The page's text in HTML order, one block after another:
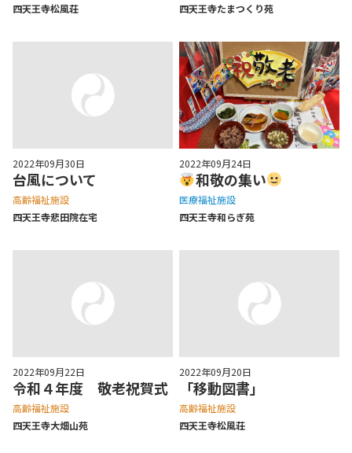
四天王寺松⾵荘
四天王寺たまつくり苑
2022年09月30日
台風について
高齢福祉施設
四天王寺悲⽥院在宅
2022年09月24日
和敬の集い
医療福祉施設
四天王寺和らぎ苑
2022年09月22日
令和４年度 敬老祝賀式
高齢福祉施設
四天王寺⼤畑⼭苑
2022年09月20日
「移動図書」
高齢福祉施設
四天王寺松⾵荘